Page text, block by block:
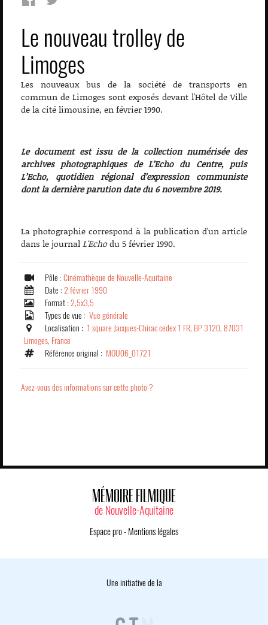
Le nouveau trolley de
Limoges
Les nouveaux bus de la société de transports en
commun de Limoges sont exposés devant l'Hôtel de Ville
de la cité limousine, en février 1990.
Le document est issu de la collection numérisée des
archives photographiques de L’Echo du Centre, puis
L’Echo, quotidien régional d’expression communiste
dont la dernière parution date du 6 novembre 2019.
La photographie correspond à la publication d'un article
dans le journalL'Echodu 5 février 1990.
Pôle : Cinémathèque de Nouvelle-Aquitaine
Date : 2 février 1990
Format : 2,5x3,5
Types de vue : Vue générale
Localisation : 1 square Jacques-Chirac cedex 1 FR, BP 3120, 87031
Limoges, France
Référence original : MOU06_01721
Avez-vous des informations sur cette photo ?
MÉMOIRE FILMIQUE
de Nouvelle-Aquitaine
Espace pro- Mentions légales
Une initiative de la